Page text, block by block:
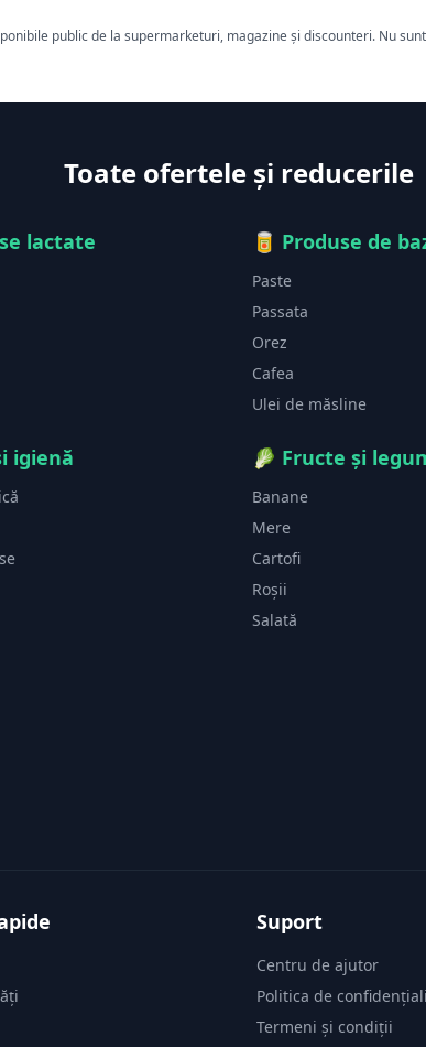
public de la supermarketuri, magazine și discounteri. Nu
Toate ofertele și reducerile
lactate 🥫 Produse de
Paste
Passata
Orez
Cafea
Ulei de măsline
igienă 🥬 Fructe și
Banane
Mere
Cartofi
Roșii
Salată
Suport
Centru de ajutor
Politica de
Termeni și condiții